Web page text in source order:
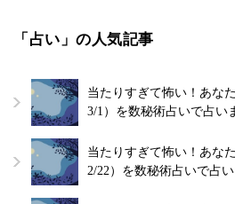
「占い」の人気記事
当たりすぎて怖い！あな
3/1）を数秘術占いで占い
当たりすぎて怖い！あな
2/22）を数秘術占いで占